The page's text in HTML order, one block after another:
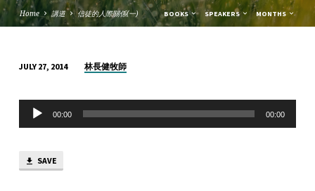
Home 講道 信徒的人際關係(一) BOOKS SPEAKERS MONTHS
徒
的
人
關
JULY 27, 2014 林長健牧師
Audio
Player
00:00 00:00
SAVE